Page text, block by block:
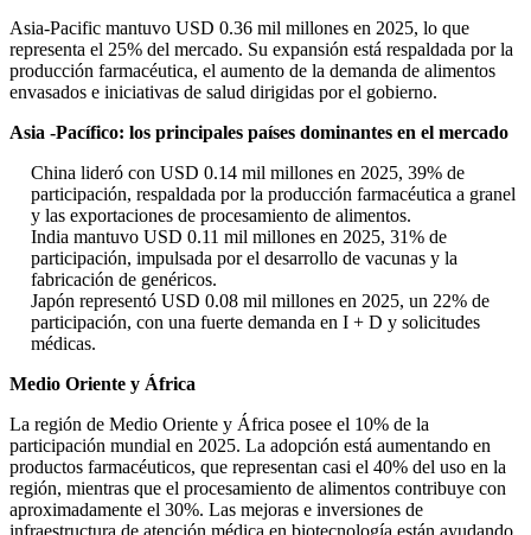
Asia-Pacific mantuvo USD 0.36 mil millones en 2025, lo que
representa el 25% del mercado. Su expansión está respaldada por la
producción farmacéutica, el aumento de la demanda de alimentos
envasados ​​e iniciativas de salud dirigidas por el gobierno.
Asia -Pacífico: los principales países dominantes en el mercado
China lideró con USD 0.14 mil millones en 2025, 39% de
participación, respaldada por la producción farmacéutica a granel
y las exportaciones de procesamiento de alimentos.
India mantuvo USD 0.11 mil millones en 2025, 31% de
participación, impulsada por el desarrollo de vacunas y la
fabricación de genéricos.
Japón representó USD 0.08 mil millones en 2025, un 22% de
participación, con una fuerte demanda en I + D y solicitudes
médicas.
Medio Oriente y África
La región de Medio Oriente y África posee el 10% de la
participación mundial en 2025. La adopción está aumentando en
productos farmacéuticos, que representan casi el 40% del uso en la
región, mientras que el procesamiento de alimentos contribuye con
aproximadamente el 30%. Las mejoras e inversiones de